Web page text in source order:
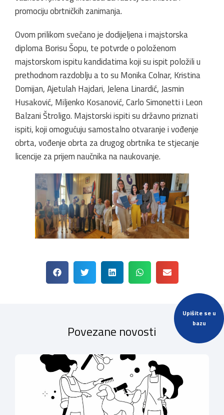
Upišite se u
bazu
promociju obrtničkih zanimanja.
Ovom prilikom svečano je dodijeljena i majstorska
diploma Borisu Šopu, te potvrde o položenom
majstorskom ispitu kandidatima koji su ispit položili u
prethodnom razdoblju a to su Monika Colnar, Kristina
Domijan, Ajetulah Hajdari, Jelena Linardić, Jasmin
Husaković, Miljenko Kosanović, Carlo Simonetti i Leon
Balzani Štroligo. Majstorski ispiti su državno priznati
ispiti, koji omogućuju samostalno otvaranje i vođenje
obrta, vođenje obrta za drugog obrtnika te stjecanje
licencije za prijem naučnika na naukovanje.
Povezane novosti